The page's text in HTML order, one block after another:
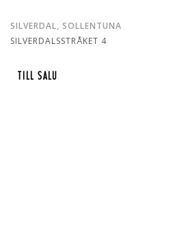
SILVERDAL, SOLLENTUNA
SILVERDALSSTRÅKET 4
TILL SALU